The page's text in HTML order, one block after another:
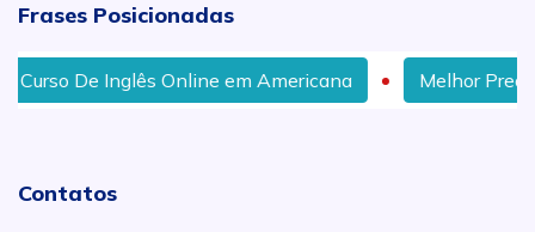
Frases Posicionadas
Curso De Inglês Online em Americana Melhor Preço
Contatos